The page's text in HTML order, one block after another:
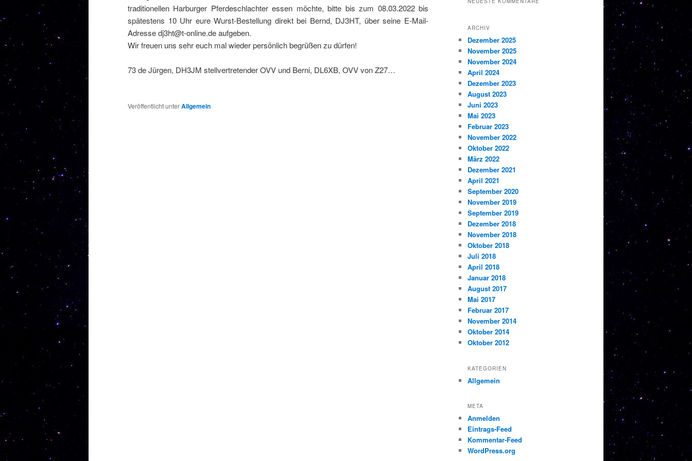
traditionellen Harburger Pferdeschlachter essen möchte, bitte bis zum 08.03.2022 bis
spätestens 10 Uhr eure Wurst-Bestellung direkt bei Bernd, DJ3HT, über seine E-Mail-
Adresse dj3ht@t-online.de aufgeben.
Wir freuen uns sehr euch mal wieder persönlich begrüßen zu dürfen!
73 de Jürgen, DH3JM stellvertretender OVV und Berni, DL6XB, OVV von Z27…
Veröffentlicht unterAllgemein
ARCHIV
Dezember 2025
November 2025
November 2024
April 2024
Dezember 2023
August 2023
Juni 2023
Mai 2023
Februar 2023
November 2022
Oktober 2022
März 2022
Dezember 2021
April 2021
September 2020
November 2019
September 2019
Dezember 2018
November 2018
Oktober 2018
Juli 2018
April 2018
Januar 2018
August 2017
Mai 2017
Februar 2017
November 2014
Oktober 2014
Oktober 2012
KATEGORIEN
Allgemein
META
Anmelden
Eintrags-Feed
Kommentar-Feed
WordPress.org